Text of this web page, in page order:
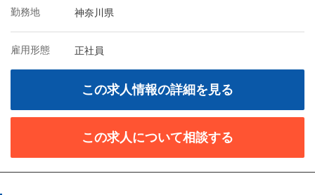
勤務地 神奈川県
雇用形態 正社員
この求人情報の詳細を見る
この求人について相談する